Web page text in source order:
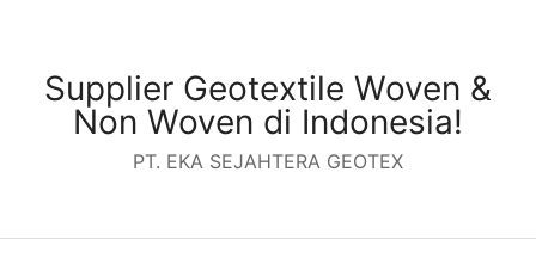
contentSupplier Geotextile Woven &
Non Woven di Indonesia!
PT. EKA SEJAHTERA GEOTEX